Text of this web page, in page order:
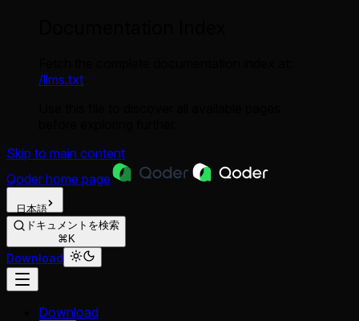
/llms.txt
Skip to main content
Qoder home page
日本語
ドキュメントを検索
⌘K
Download
Download